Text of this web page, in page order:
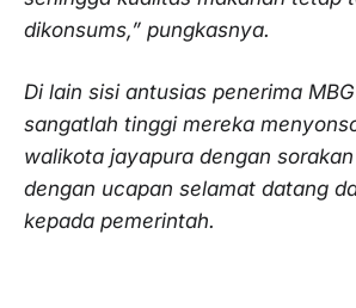
dikonsums,” pungkasnya.
Di lain sisi antusias penerima
sangatlah tinggi mereka
walikota jayapura dengan
dengan ucapan selamat datang
kepada pemerintah.